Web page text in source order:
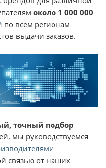
около 1 000 000
по всем регионам
выдачи заказов.
точный подбор
мы руководствуемся
связью от наших